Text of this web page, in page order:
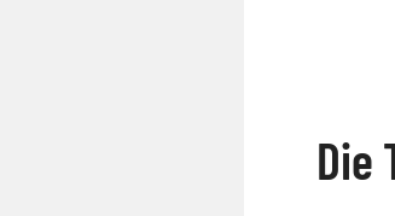
Die